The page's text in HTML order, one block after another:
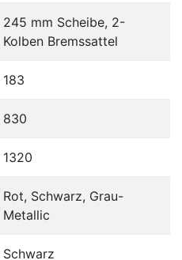
245 mm Scheibe, 2-
Kolben Bremssattel
183
830
1320
Rot, Schwarz, Grau-
Metallic
Schwarz